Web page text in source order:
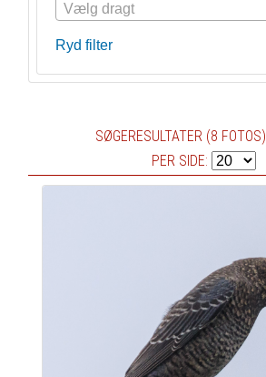
Vælg dragt
Ryd filter
SØGERESULTATER (8 FOTOS)
PER SIDE: